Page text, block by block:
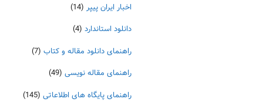
اخبار ایران پیپر (14)
دانلود استاندارد (4)
راهنمای دانلود مقاله و کتاب (7)
راهنمای مقاله نویسی (49)
راهنمای پایگاه های اطلاعاتی (145)